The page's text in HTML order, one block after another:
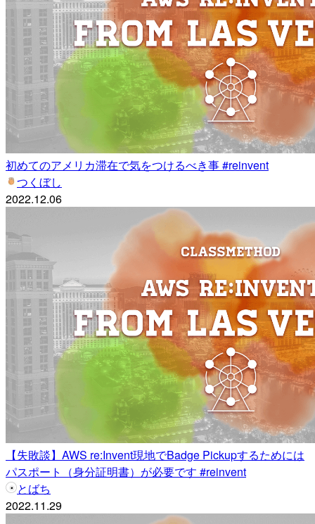
初めてのアメリカ滞在で気をつけるべき事 #reinvent
つくぼし
2022.12.06
【失敗談】AWS re:Invent現地でBadge Pickupするためには
パスポート（身分証明書）が必要です #reinvent
とばち
2022.11.29